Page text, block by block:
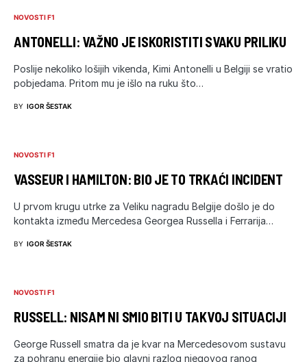
NOVOSTI F1
ANTONELLI: VAŽNO JE ISKORISTITI SVAKU PRILIKU
Poslije nekoliko lošijih vikenda, Kimi Antonelli u Belgiji se vratio
pobjedama. Pritom mu je išlo na ruku što…
BY IGOR ŠESTAK
NOVOSTI F1
VASSEUR I HAMILTON: BIO JE TO TRKAĆI INCIDENT
U prvom krugu utrke za Veliku nagradu Belgije došlo je do
kontakta između Mercedesa Georgea Russella i Ferrarija…
BY IGOR ŠESTAK
NOVOSTI F1
RUSSELL: NISAM NI SMIO BITI U TAKVOJ SITUACIJI
George Russell smatra da je kvar na Mercedesovom sustavu
za pohranu energije bio glavni razlog njegovog ranog